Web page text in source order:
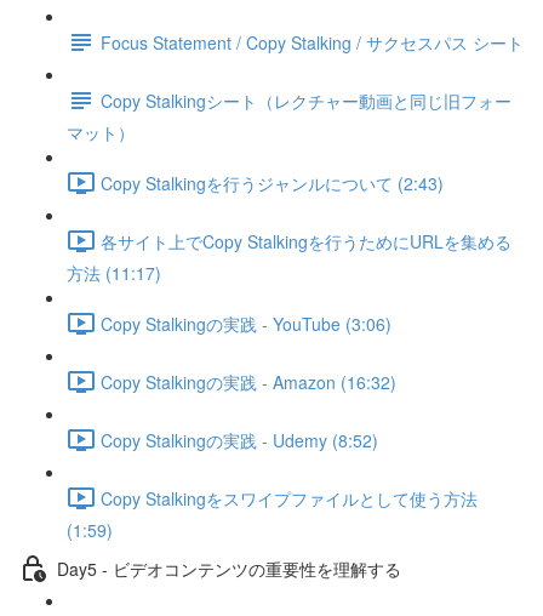
Focus Statement / Copy Stalking / サクセスパス シート
Copy Stalkingシート（レクチャー動画と同じ旧フォー
マット）
Copy Stalkingを行うジャンルについて (2:43)
各サイト上でCopy Stalkingを行うためにURLを集める
方法 (11:17)
Copy Stalkingの実践 - YouTube (3:06)
Copy Stalkingの実践 - Amazon (16:32)
Copy Stalkingの実践 - Udemy (8:52)
Copy Stalkingをスワイプファイルとして使う方法
(1:59)
Day5 - ビデオコンテンツの重要性を理解する